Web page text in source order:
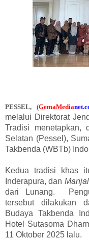
PESSEL, (GemaMedianet
melalui Direktorat
Tradisi menetapkan,
Selatan (Pessel),
Takbenda (WBTb)
Kedua tradisi khas
Inderapura, dan
dari Lunang.
tersebut dilakukan
Budaya Takbenda
Hotel Sutasoma
11 Oktober 2025 lalu.